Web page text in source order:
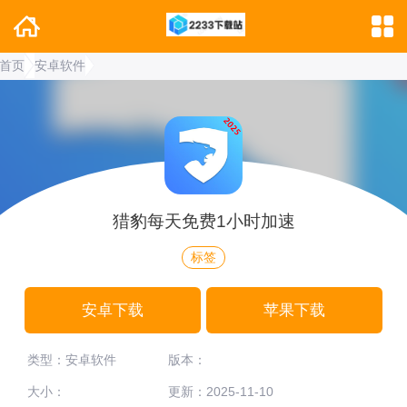
页 安卓软件
猎豹每天免费1小时加速
标签
安卓下载 苹果下载
类型：安卓软件 版本：
大小： 更新：2025-11-10